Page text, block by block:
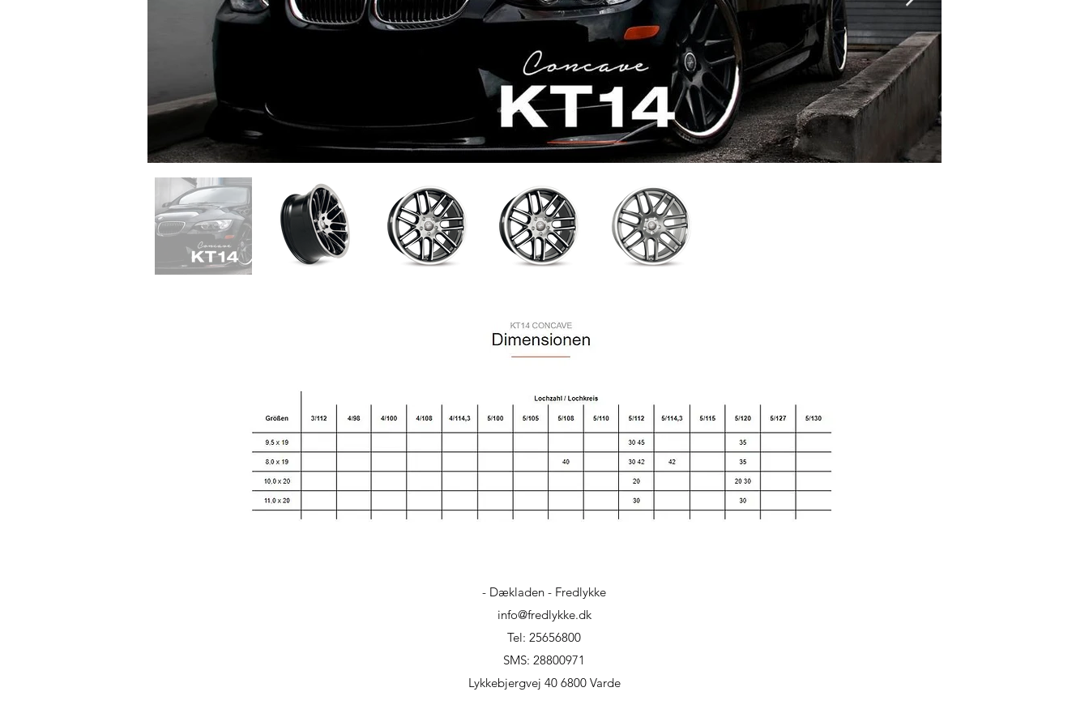
- Dækladen - Fredlykke
info@fredlykke.dk
Tel: 25656800
SMS: 28800971
Lykkebjergvej 40 6800 Varde